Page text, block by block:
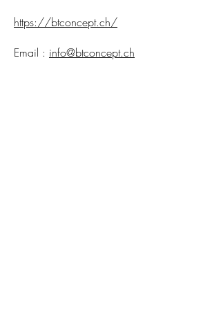
https://btconcept.ch/
Email : info@btconcept.ch